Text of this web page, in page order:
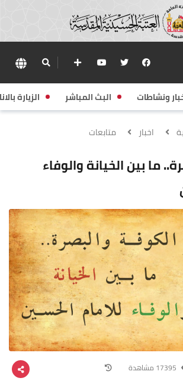
ونشاطات البث المباشر الزيارة
اخبار متابعات
ما بين الخيانة والوفاء